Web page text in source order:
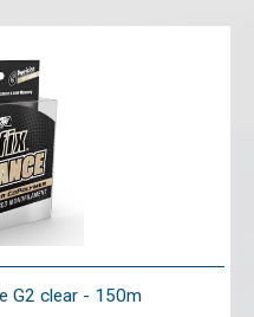
G2 clear - 150m